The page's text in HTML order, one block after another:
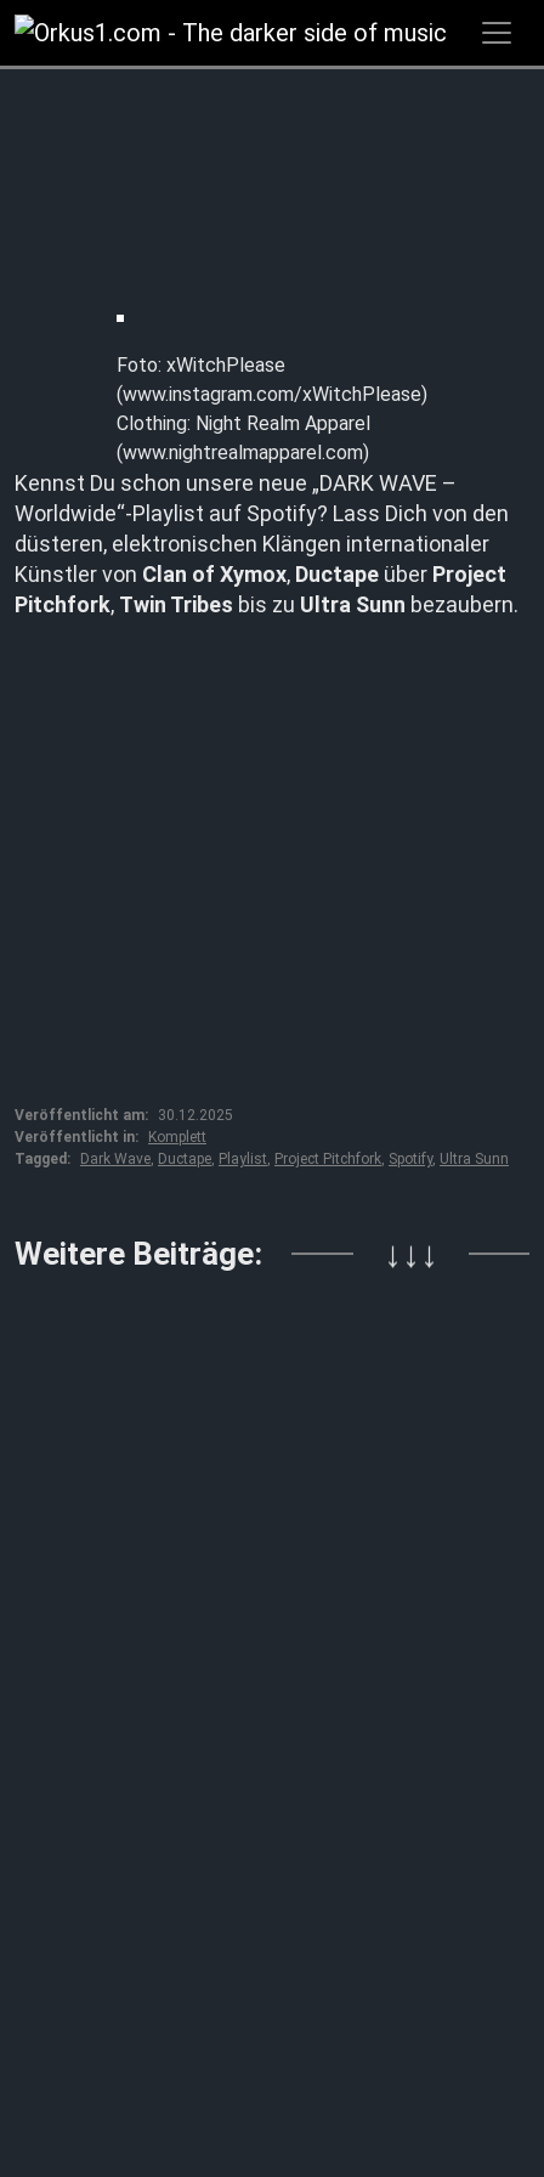
Zum
Inhalt
springen
Foto: xWitchPlease
(www.instagram.com/xWitchPlease)
Clothing: Night Realm Apparel
(www.nightrealmapparel.com)
Kennst Du schon unsere neue „DARK WAVE –
Worldwide“-Playlist auf Spotify? Lass Dich von den
düsteren, elektronischen Klängen internationaler
Künstler von Clan of Xymox, Ductape über Project
Pitchfork, Twin Tribes bis zu Ultra Sunn bezaubern.
Veröffentlicht am:
30.12.2025
Veröffentlicht in:
Komplett
Tagged:
Dark Wave, Ductape, Playlist, Project Pitchfork, Spotify, Ultra Sunn
Weitere Beiträge: ↓↓↓